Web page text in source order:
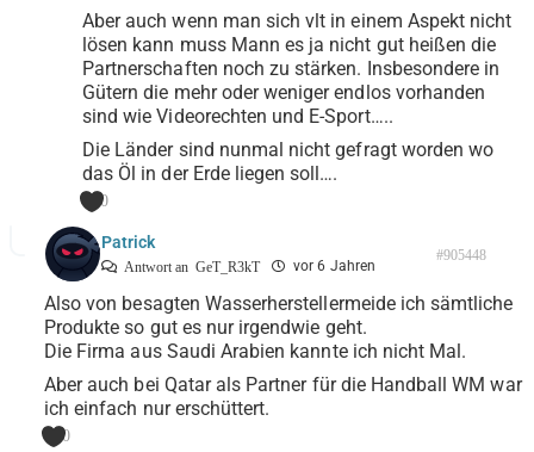
Aber auch wenn man sich vlt in einem Aspekt nicht
lösen kann muss Mann es ja nicht gut heißen die
Partnerschaften noch zu stärken. Insbesondere in
Gütern die mehr oder weniger endlos vorhanden
sind wie Videorechten und E-Sport…..
Die Länder sind nunmal nicht gefragt worden wo
das Öl in der Erde liegen soll….
0
Patrick
Antwort an GeT_R3kT vor 6 Jahren
#905448
Also von besagten Wasserherstellermeide ich sämtliche
Produkte so gut es nur irgendwie geht.
Die Firma aus Saudi Arabien kannte ich nicht Mal.
Aber auch bei Qatar als Partner für die Handball WM war
ich einfach nur erschüttert.
0